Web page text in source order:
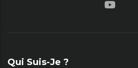
Qui Suis-Je ?